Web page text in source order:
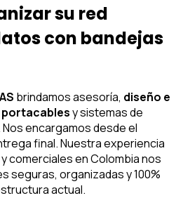
su red
con bandejas
brindamos asesoría, diseño e
y sistemas de
Nos encargamos desde el
final. Nuestra experiencia
comerciales en Colombia nos
seguras, organizadas y 100%
actual.